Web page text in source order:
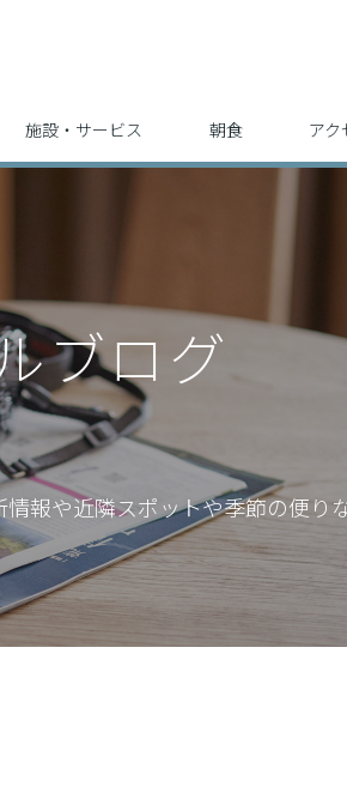
施設・サービス 朝食 アク
ブログ
報や近隣スポットや季節の便り